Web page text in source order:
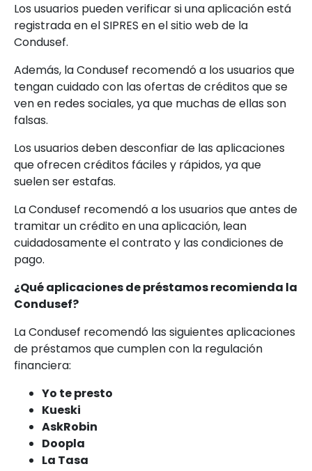
Los usuarios pueden verificar si una aplicación está
registrada en el SIPRES en el sitio web de la
Condusef.
Además, la Condusef recomendó a los usuarios que
tengan cuidado con las ofertas de créditos que se
ven en redes sociales, ya que muchas de ellas son
falsas.
Los usuarios deben desconfiar de las aplicaciones
que ofrecen créditos fáciles y rápidos, ya que
suelen ser estafas.
La Condusef recomendó a los usuarios que antes de
tramitar un crédito en una aplicación, lean
cuidadosamente el contrato y las condiciones de
pago.
¿Qué aplicaciones de préstamos recomienda la
Condusef?
La Condusef recomendó las siguientes aplicaciones
de préstamos que cumplen con la regulación
financiera:
Yo te presto
Kueski
AskRobin
Doopla
La Tasa